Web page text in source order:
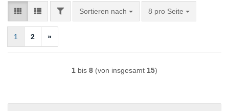
FILTERSortieren nach
Sortieren nach 8 pro Seite
pro Seite
1 2 »
1 bis 8 (von insgesamt 15)